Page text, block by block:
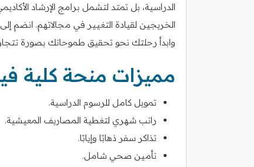
الدراسية، بل تمتد لتشمل برامج الإرشاد
الخريجين لقيادة التغيير في مجالاتهم. انضم
وابدأ رحلتك نحو تحقيق طموحاتك بصورة تتجاوز
مميزات منحة كلية
تمويل كامل للرسوم الدراسية.
راتب شهري لتغطية المصاريف المعيشية.
تذاكر سفر ذهابًا وإيابًا.
تأمين صحي شامل.